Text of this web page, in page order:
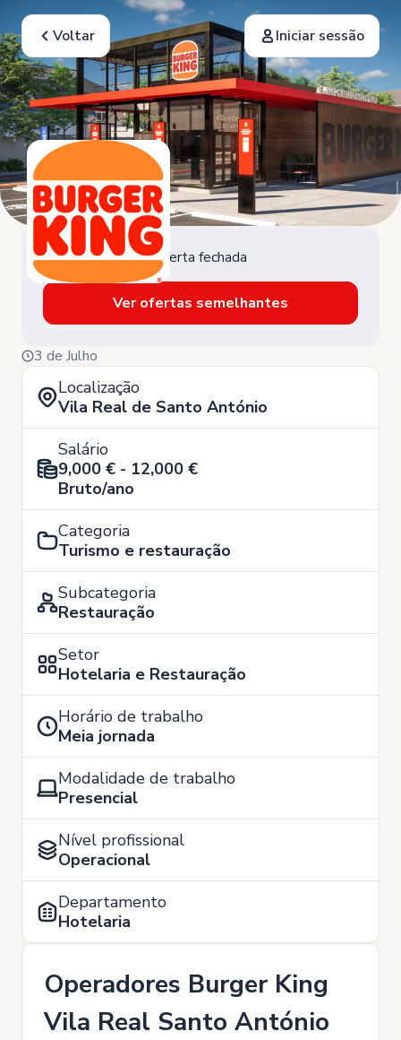
Voltar Iniciar sessão
Oferta fechada
Ver ofertas semelhantes
3 de Julho
Localização
Vila Real de Santo António
Salário
9,000 € - 12,000 €
Bruto/ano
Categoria
Turismo e restauração
Subcategoria
Restauração
Setor
Hotelaria e Restauração
Horário de trabalho
Meia jornada
Modalidade de trabalho
Presencial
Nível profissional
Operacional
Departamento
Hotelaria
Operadores Burger King
Vila Real Santo António